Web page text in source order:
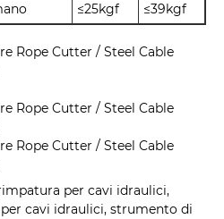
≤25kgf ≤39kgf
per cavi idraulici,
cavi idraulici, strumento di